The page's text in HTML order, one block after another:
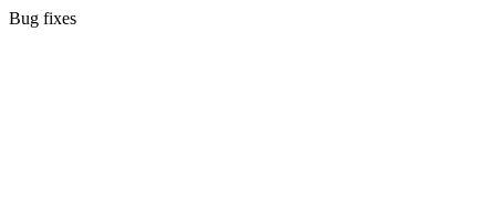
Bug fixes